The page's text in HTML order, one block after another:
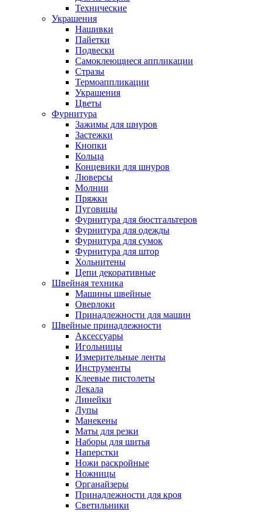
Технические
Украшения
Нашивки
Пайетки
Подвески
Самоклеющиеся аппликации
Стразы
Термоаппликации
Украшения
Цветы
Фурнитура
Зажимы для шнуров
Застежки
Кнопки
Кольца
Концевики для шнуров
Люверсы
Молнии
Пряжки
Пуговицы
Фурнитура для бюстгальтеров
Фурнитура для одежды
Фурнитура для сумок
Фурнитура для штор
Хольнитены
Цепи декоративные
Швейная техника
Машины швейные
Оверлоки
Принадлежности для машин
Швейные принадлежности
Аксессуары
Игольницы
Измерительные ленты
Инструменты
Клеевые пистолеты
Лекала
Линейки
Лупы
Манекены
Маты для резки
Наборы для шитья
Наперстки
Ножи раскройные
Ножницы
Органайзеры
Принадлежности для кроя
Светильники